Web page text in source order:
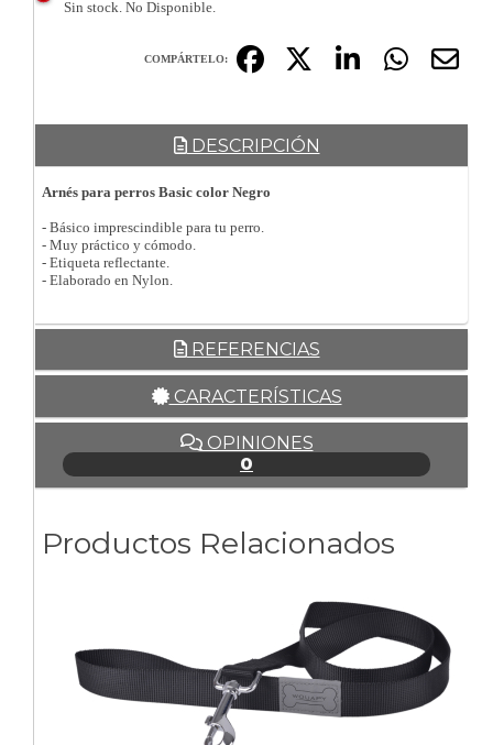
Sin stock. No Disponible.
COMPÁRTELO:
DESCRIPCIÓN
Arnés para perros Basic color Negro
- Básico imprescindible para tu perro.
- Muy práctico y cómodo.
- Etiqueta reflectante.
- Elaborado en Nylon.
REFERENCIAS
CARACTERÍSTICAS
OPINIONES
0
Productos Relacionados